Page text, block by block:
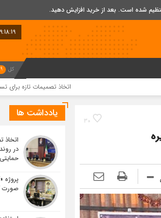
شده است. بعد از خرید افزایش دهید.
9:18:20
کل
اتخاذ تصمیمات تازه برای تسریع در روند
30
یادداشت ها
اتخاذ
در
پروژه
صورت